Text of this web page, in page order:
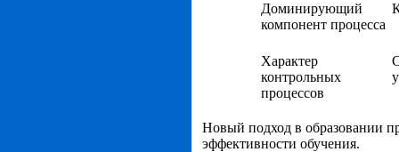
Доминирующий
компонент процесса
Характер
контрольных
процессов
Новый подход в образовании
эффективности обучения.